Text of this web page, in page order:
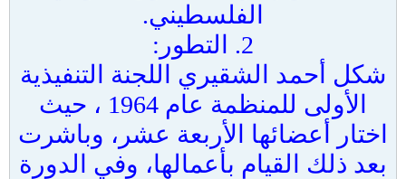
الفلسطيني.
2. التطور:
شكل أحمد الشقيري اللجنة التنفيذية
الأولى للمنظمة عام 1964 ، حيث
اختار أعضائها الأربعة عشر، وباشرت
بعد ذلك القيام بأعمالها، وفي الدورة